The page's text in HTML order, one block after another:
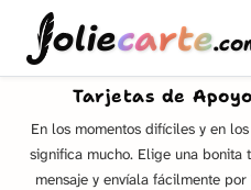
oliecarte
Tarjetas de
En los momentos difíciles y en
significa mucho. Elige una
mensaje y envíala fácilmente